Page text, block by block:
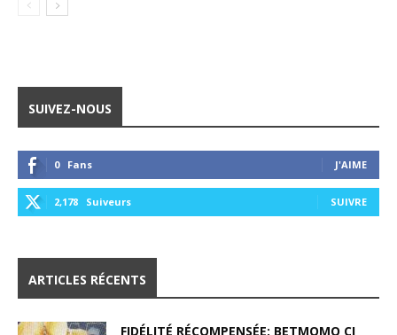
SUIVEZ-NOUS
0 Fans J'AIME
2,178 Suiveurs SUIVRE
ARTICLES RÉCENTS
FIDÉLITÉ RÉCOMPENSÉE: BETMOMO CI